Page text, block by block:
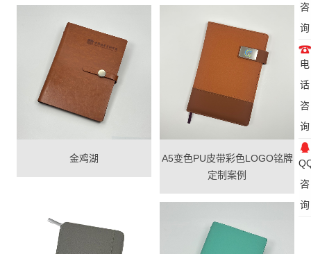
咨
询
电
话
咨
询
咨
询
金鸡湖
A5变色PU皮带彩色LOGO铭牌
定制案例